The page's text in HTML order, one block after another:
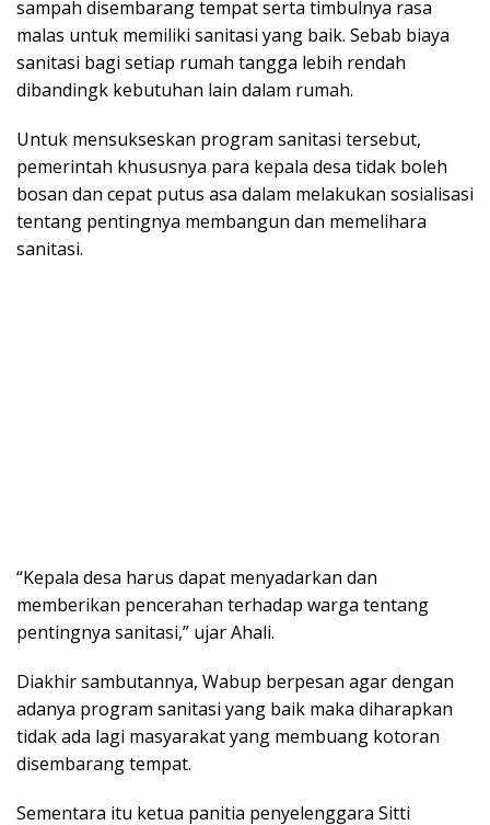
sampah disembarang tempat serta timbulnya rasa
malas untuk memiliki sanitasi yang baik. Sebab biaya
sanitasi bagi setiap rumah tangga lebih rendah
dibandingk kebutuhan lain dalam rumah.
Untuk mensukseskan program sanitasi tersebut,
pemerintah khususnya para kepala desa tidak boleh
bosan dan cepat putus asa dalam melakukan sosialisasi
tentang pentingnya membangun dan memelihara
sanitasi.
“Kepala desa harus dapat menyadarkan dan
memberikan pencerahan terhadap warga tentang
pentingnya sanitasi,” ujar Ahali.
Diakhir sambutannya, Wabup berpesan agar dengan
adanya program sanitasi yang baik maka diharapkan
tidak ada lagi masyarakat yang membuang kotoran
disembarang tempat.
Sementara itu ketua panitia penyelenggara Sitti